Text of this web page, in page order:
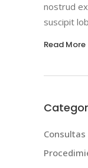
nostrud
suscipit
Read More
Consultas